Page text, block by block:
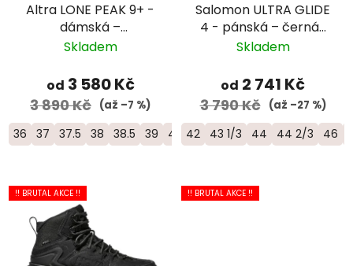
Altra LONE PEAK 9+ -
dámská –
černá/oranžová
Skladem
od 3 580 Kč
3 890 Kč (až –7 %)
36 37 37.5 38 38.5 39 40 40.5 41 42 42.5
Salomon ULTRA GLIDE
4 - pánská – černá/
šedá
Skladem
od 2 741 Kč
3 790 Kč (až –27 %)
42 43 1/3 44 44 2/3 46
!! BRUTAL AKCE !! !! BRUTAL AKCE !!